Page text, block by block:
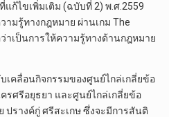
ก้ไขเพิ่มเติม (ฉบับที่ 2) พ.ศ.2559
ามรู้ทางกฎหมาย ผ่านเกม The
ว่าเป็นการให้ความรู้ทางด้านกฎหมาย
เคลื่อนกิจกรรมของศูนย์ไกล่เกลี่ยข้อ
ศรีอยุธยา และศูนย์ไกล่เกลี่ยข้อ
รางค์กู่ ศรีสะเกษ ซึ่งจะมีการสันติ